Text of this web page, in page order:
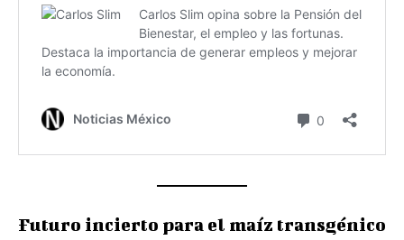
Futuro incierto para el maíz transgénico